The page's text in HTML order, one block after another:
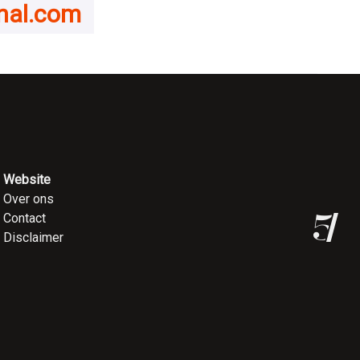
Website
Over ons
Contact
Disclaimer